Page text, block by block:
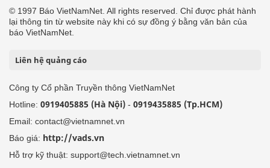
© 1997 Báo VietNamNet. All rights reserved. Chỉ được phát hành
lại thông tin từ website này khi có sự đồng ý bằng văn bản của
báo VietNamNet.
Liên hệ quảng cáo
Công ty Cổ phần Truyền thông VietNamNet
Hotline: 0919405885 (Hà Nội) - 0919435885 (Tp.HCM)
Email: contact@vietnamnet.vn
Báo giá: http://vads.vn
Hỗ trợ kỹ thuật: support@tech.vietnamnet.vn